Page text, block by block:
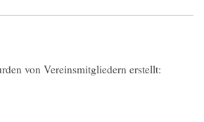
von Vereinsmitgliedern erstellt: